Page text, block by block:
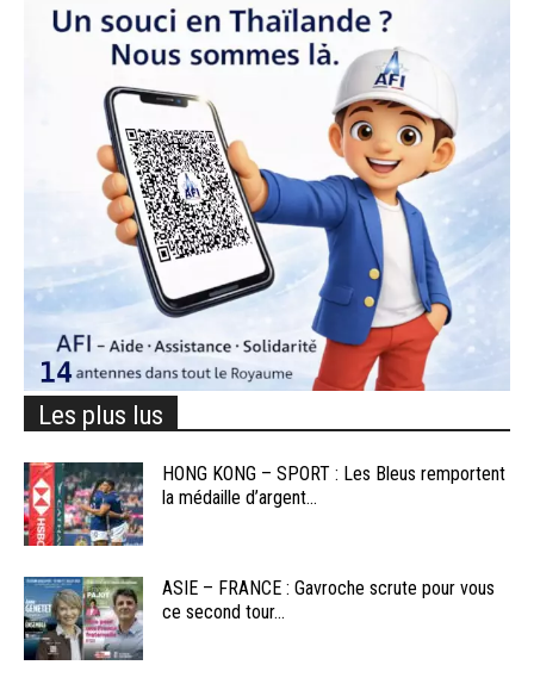
Les plus lus
HONG KONG – SPORT : Les Bleus remportent
la médaille d’argent...
ASIE – FRANCE : Gavroche scrute pour vous
ce second tour...